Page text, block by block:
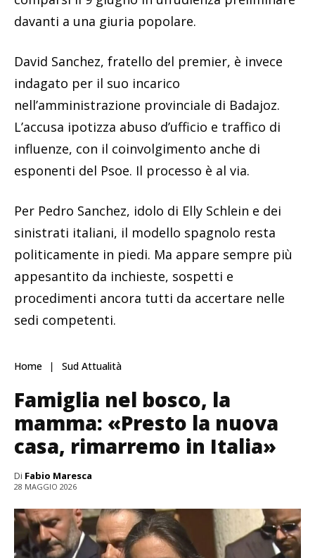
davanti a una giuria popolare.
David Sanchez, fratello del premier, è invece
indagato per il suo incarico
nell’amministrazione provinciale di Badajoz.
L’accusa ipotizza abuso d’ufficio e traffico di
influenze, con il coinvolgimento anche di
esponenti del Psoe. Il processo è al via.
Per Pedro Sanchez, idolo di Elly Schlein e dei
sinistrati italiani, il modello spagnolo resta
politicamente in piedi. Ma appare sempre più
appesantito da inchieste, sospetti e
procedimenti ancora tutti da accertare nelle
sedi competenti.
Home Sud Attualità
Famiglia nel bosco, la
mamma: «Presto la nuova
casa, rimarremo in Italia»
Di Fabio Maresca
28 MAGGIO 2026